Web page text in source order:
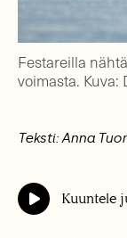
Festareilla
voimasta. Kuva:
Teksti: Anna
Kuuntele